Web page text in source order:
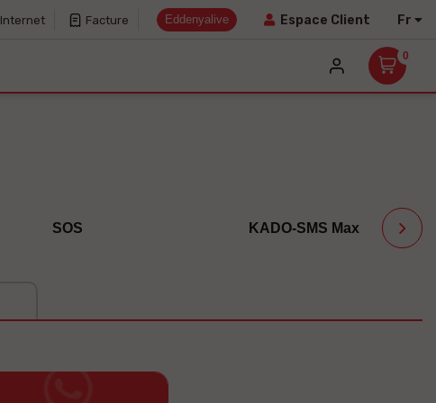
Internet Facture Eddenyalive Espace Client Fr
0
SOS KADO-SMS Max